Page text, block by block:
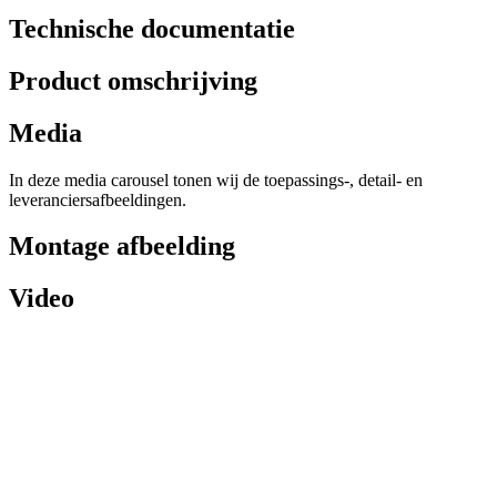
Technische documentatie
Product omschrijving
Media
In deze media carousel tonen wij de toepassings-, detail- en
leveranciersafbeeldingen.
Montage afbeelding
Video